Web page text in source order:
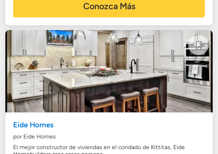
Conozca Más
Eide Homes
por Eide Homes
El mejor constructor de viviendas en el condado de Kittitas, Eide